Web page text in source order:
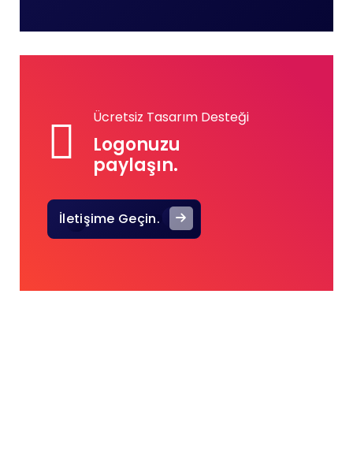
Ücretsiz Tasarım Desteği
Logonuzu
paylaşın.
İletişime Geçin.